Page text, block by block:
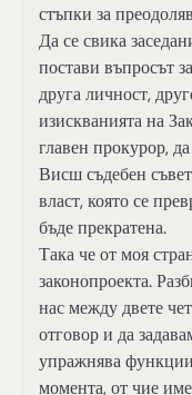
стъпки за
Да се свика
постави въпросът
друга личност,
изискванията на
главен прокурор,
Висш съдебен
власт, която се
бъде прекратена.
Така че от моя
законопроекта.
нас между двете
отговор и да
упражнява
момента, от чие